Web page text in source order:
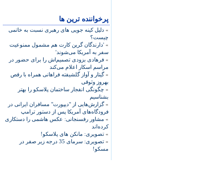
پرخواننده ترین ها
» دلیل کینه جویی های رهبری نسبت به خاتمی
چیست؟
» 'دارندگان گرین کارت هم مشمول ممنوعیت
سفر به آمریکا می‌شوند'
» فرهادی بزودی تصمیم‌اش را برای حضور در
مراسم اسکار اعلام می‌کند
»گیتار و آواز گلشیفته فراهانی همراه با رقص
بهروز وثوقی
» چگونگی انفجار ساختمان پلاسکو را بهتر
بشناسیم
»گزارش‌هایی از "دیپورت" مسافران ایرانی در
فرودگاه‌های آمریکا پس از دستور ترامپ
» مشاور رفسنجانی: عکس هاشمی را دستکاری
کرده‌اند
» تصویری: مانکن های پلاسکو!
»
تصویری: سرمای 35 درجه زیر صفر در
مسکو!